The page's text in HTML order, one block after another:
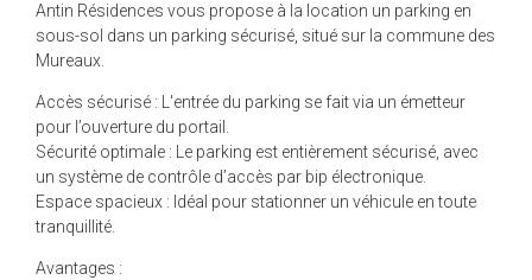
Antin Résidences vous propose à la location un parking en
sous-sol dans un parking sécurisé, situé sur la commune des
Mureaux.
Accès sécurisé : L'entrée du parking se fait via un émetteur
pour l’ouverture du portail.
Sécurité optimale : Le parking est entièrement sécurisé, avec
un système de contrôle d’accès par bip électronique.
Espace spacieux : Idéal pour stationner un véhicule en toute
tranquillité.
Avantages :